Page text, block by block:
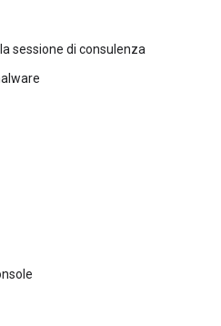
sessione di consulenza